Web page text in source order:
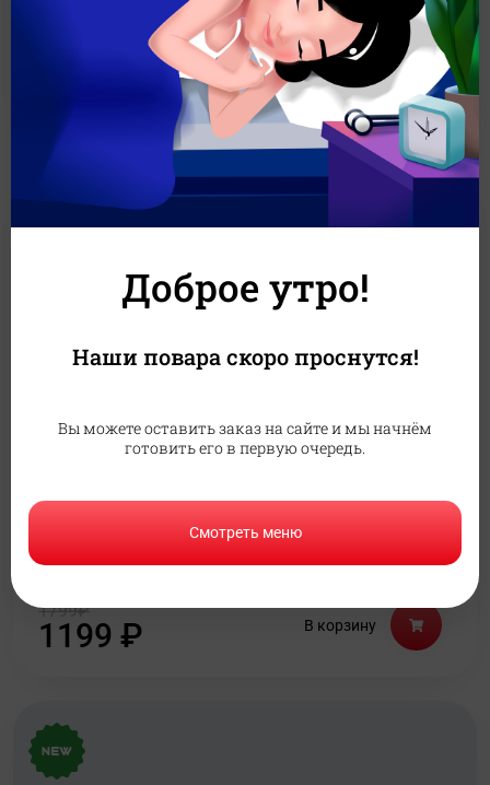
В корзину
Сет Калифорния 2.0
Небольшой сет для вкусного повода
1799₽
1199 ₽ В корзину
Доброе утро!
Наши повара скоро проснутся!
Вы можете оставить заказ на сайте и мы начнём
готовить его в первую очередь.
Смотреть меню